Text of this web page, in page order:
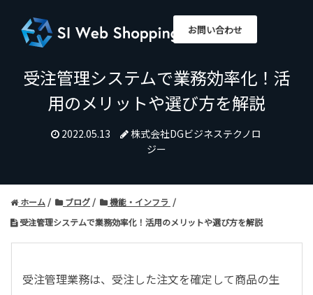
お問い合わせ
受注管理システムで業務効率化！活
用のメリットや選び方を解説
2022.05.13
株式会社DGビジネステクノロ
ジー
ホーム ブログ
機能・インフラ
受注管理システムで業務効率化！活用のメリットや選び方を解説
受注管理業務は、受注した注文を確定して商品の生